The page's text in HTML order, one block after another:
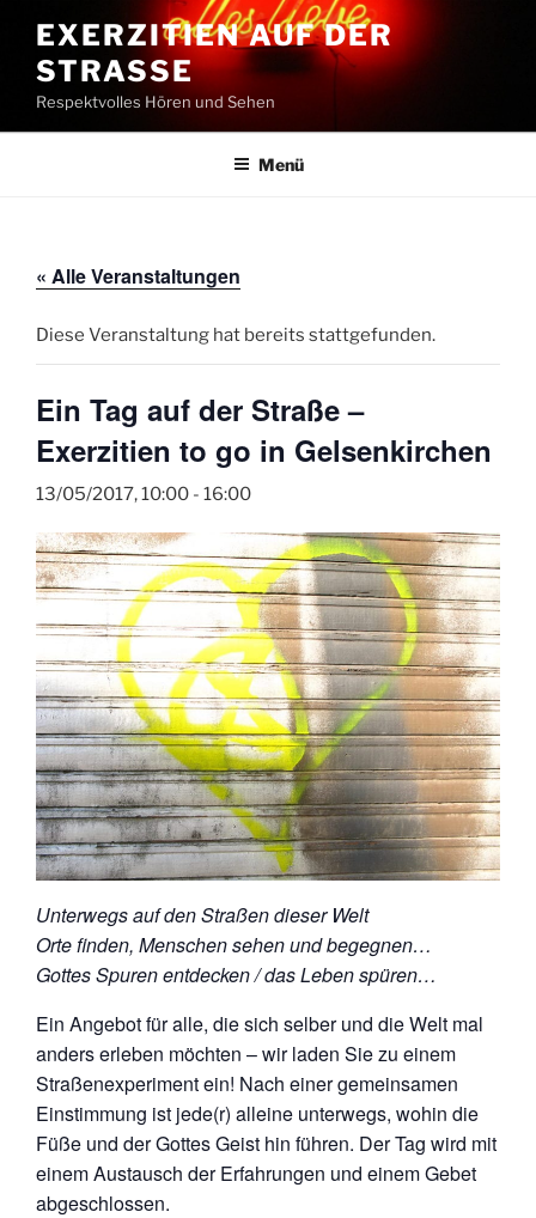
Inhalt
springen
EXERZITIEN AUF DER
STRASSE
Respektvolles Hören und Sehen
Menü
« Alle Veranstaltungen
Diese Veranstaltung hat bereits stattgefunden.
Ein Tag auf der Straße –
Exerzitien to go in Gelsenkirchen
13/05/2017, 10:00 - 16:00
Unterwegs auf den Straßen dieser Welt
Orte finden, Menschen sehen und begegnen…
Gottes Spuren entdecken / das Leben spüren…
Ein Angebot für alle, die sich selber und die Welt mal
anders erleben möchten – wir laden Sie zu einem
Straßenexperiment ein! Nach einer gemeinsamen
Einstimmung ist jede(r) alleine unterwegs, wohin die
Füße und der Gottes Geist hin führen. Der Tag wird mit
einem Austausch der Erfahrungen und einem Gebet
abgeschlossen.